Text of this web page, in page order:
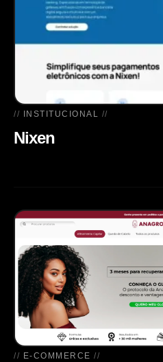
INSTITUCIONAL
Nixen
E-COMMERCE